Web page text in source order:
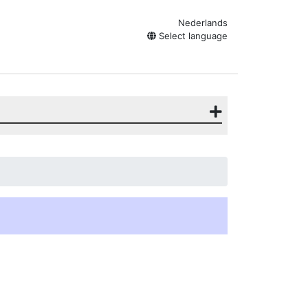
Nederlands
Select language